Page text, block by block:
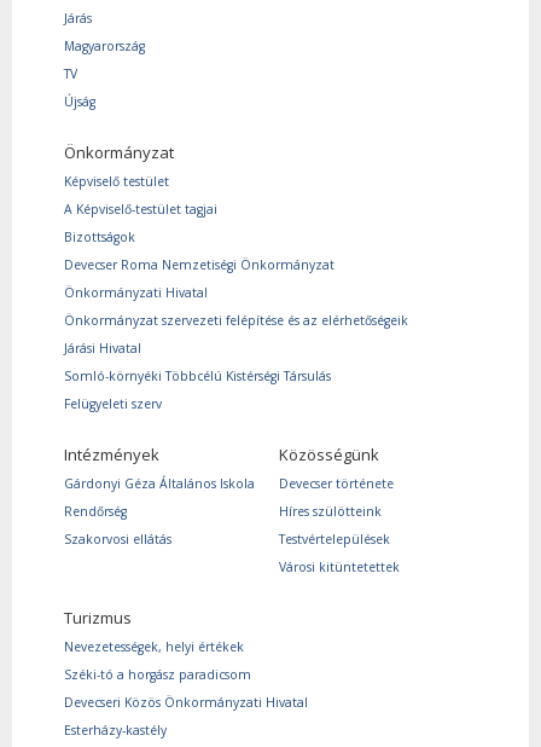
Járás
Magyarország
TV
Újság
Önkormányzat
Képviselő testület
A Képviselő-testület tagjai
Bizottságok
Devecser Roma Nemzetiségi Önkormányzat
Önkormányzati Hivatal
Önkormányzat szervezeti felépítése és az elérhetőségeik
Járási Hivatal
Somló-környéki Többcélú Kistérségi Társulás
Felügyeleti szerv
Intézmények
Gárdonyi Géza Általános Iskola
Rendőrség
Szakorvosi ellátás
Közösségünk
Devecser története
Híres szülötteink
Testvértelepülések
Városi kitüntetettek
Turizmus
Nevezetességek, helyi értékek
Széki-tó a horgász paradicsom
Devecseri Közös Önkormányzati Hivatal
Esterházy-kastély